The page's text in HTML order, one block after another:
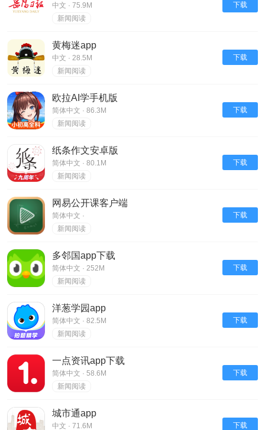
中文 · 75.9M
新闻阅读
下载
黄梅迷app
中文 · 28.5M
新闻阅读
下载
欧拉AI学手机版
简体中文 · 86.3M
新闻阅读
下载
纸条作文安卓版
简体中文 · 80.1M
新闻阅读
下载
网易公开课客户端
简体中文 ·
新闻阅读
下载
多邻国app下载
简体中文 · 252M
新闻阅读
下载
洋葱学园app
简体中文 · 82.5M
新闻阅读
下载
一点资讯app下载
简体中文 · 58.6M
新闻阅读
下载
城市通app
中文 · 71.6M 下载